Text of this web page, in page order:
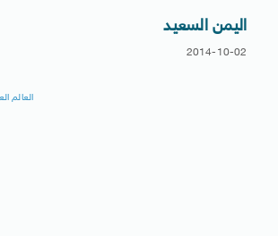
اليمن السعيد
2014-10-02